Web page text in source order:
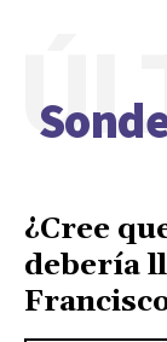
¿Cree
debería